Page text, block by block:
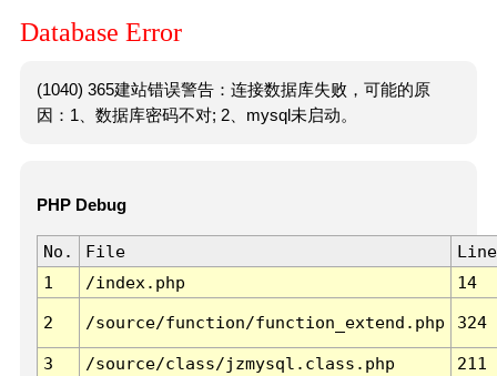
Database Error
(1040) 365建站错误警告：连接数据库失败，可能的原
因：1、数据库密码不对; 2、mysql未启动。
PHP Debug
No. File
Line
1
/index.php 14
2 /source/function/function_extend.php 324
3 /source/class/jzmysql.class.php
211